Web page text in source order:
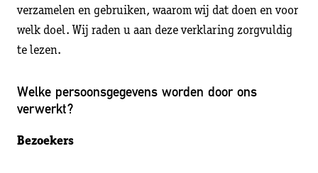
verzamelen en gebruiken, waarom wij dat doen en voor
welk doel. Wij raden u aan deze verklaring zorgvuldig
te lezen.
Welke persoonsgegevens worden door ons
verwerkt?
Bezoekers